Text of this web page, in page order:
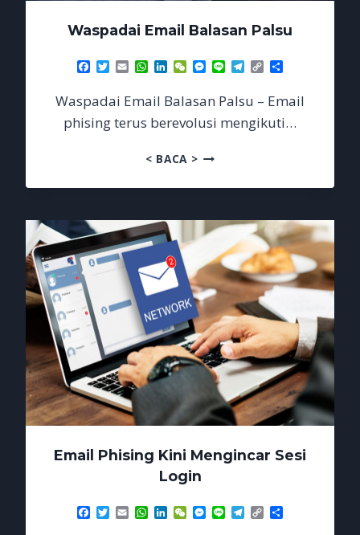
Waspadai Email Balasan Palsu
Facebook
TwitterEmailWhatsApp
LinkedIn
WeChatMessenger
Line Telegram
Copy
Link
Waspadai Email Balasan Palsu – Email
phising terus berevolusi mengikuti…
< BACA >WASPADAI
BALASAN
Email Phising Kini Mengincar Sesi
Login
Facebook
TwitterEmailWhatsApp
LinkedIn
WeChatMessenger
Line Telegram
Copy
Link